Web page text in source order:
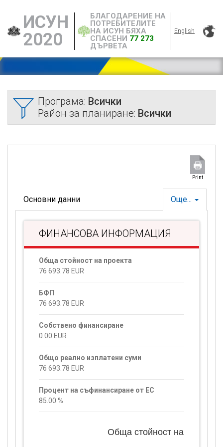
ИСУН
2020
БЛАГОДАРЕНИЕ НА
ПОТРЕБИТЕЛИТЕ
НА ИСУН БЯХА
СПАСЕНИ 77 273
ДЪРВЕТА
English
Програма: Всички
Район за планиране: Всички
Print
Още...
Основни данни
ФИНАНСОВА ИНФОРМАЦИЯ
Обща стойност на проекта
76 693.78 EUR
БФП
76 693.78 EUR
Собствено финансиране
0.00 EUR
Общо реално изплатени суми
76 693.78 EUR
Процент на съфинансиране от ЕС
85.00 %
Обща стойност на проекта